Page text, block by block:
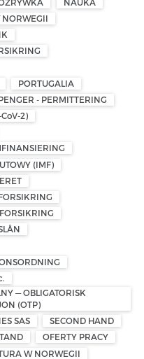
NAUKA
NORWEGII
PORTUGALIA
- PERMITTERING
2)
(IMF)
— OBLIGATORISK
(OTP)
SAS
SECOND HAND
OFERTY PRACY
W NORWEGII